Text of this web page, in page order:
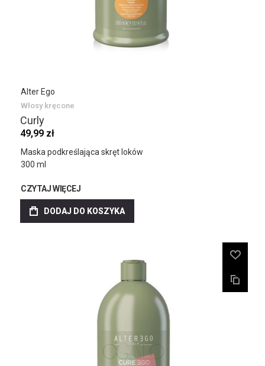
Alter Ego
Włosy kręcone
Curly
49,99 zł
Maska podkreślająca skręt loków
300 ml
CZYTAJ WIĘCEJ
DODAJ DO KOSZYKA